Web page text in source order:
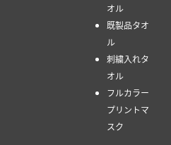
オル
既製品タオ
ル
刺繍入れタ
オル
フルカラー
プリントマ
スク